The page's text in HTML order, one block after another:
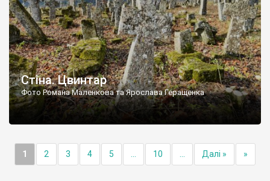
Стіна. Цвинтар
Фото Романа Маленкова та Ярослава Геращенка
1 2 3 4 5 10 Далі » »